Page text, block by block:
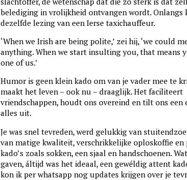
belediging in vrolijkheid ontvangen wordt. Onlangs
dezelfde lezing van een Ierse taxichauffeur.
‘When we Irish are being polite,’ zei hij, ‘we could
anything. When we start insulting you, that means
one of us.’
Humor is geen klein kado om van je vader mee te
maakt het leven – ook nu – draaglijk. Het faciliteert
vriendschappen, houdt ons overeind en tilt ons een
alles uit.
Je was snel tevreden, werd gelukkig van
van matige kwaliteit, verschrikkelijke oploskoffie en
kado’s zoals sokken, een sjaal en handschoenen.
gaven, áltijd was het ideaal, een gewéldig attent
kon ik per whatsapp nog updates krijgen over je